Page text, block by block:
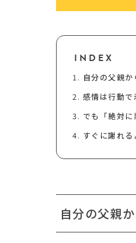
INDEX
自分の父親
感情は行動で
でも「絶対に
すぐに謝れる
自分の父親